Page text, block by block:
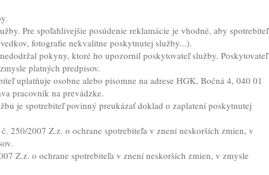
Pre spoľahlivejšie posúdenie reklamácie je vhodné, aby spotrebiteľ
fotografie nekvalitne poskytnutej služby...).
pokyny, ktoré ho upozornil poskytovateľ služby. Poskytovateľ
platných predpisov.
uplatňuje osobne alebo písomne na adrese HGK, Bočná 4, 040 01
pracovník na prevádzke.
je spotrebiteľ povinný preukázať doklad o zaplatení poskytnutej
250/2007 Z.z. o ochrane spotrebiteľa v znení neskorších zmien, v
Z.z. o ochrane spotrebiteľa v znení neskorších zmien, v zmysle